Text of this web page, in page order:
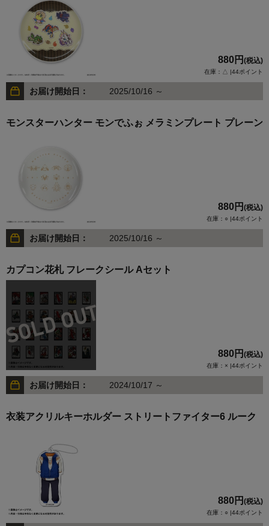
880円 (税込)
在庫：△ |44ポイント
お届け開始日： 2025/10/16 ～
モンスターハンター モンでふぉ メラミンプレート プレーン
880円 (税込)
在庫：○ |44ポイント
お届け開始日： 2025/10/16 ～
カプコン花札 フレークシール Aセット
880円 (税込)
在庫：× |44ポイント
お届け開始日： 2024/10/17 ～
衣装アクリルキーホルダー ストリートファイター6 ルーク
880円 (税込)
在庫：○ |44ポイント